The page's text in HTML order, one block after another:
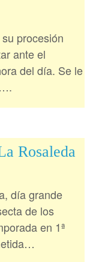
procesión
ante el
del día. Se le
Rosaleda
día grande
de los
en 1ª